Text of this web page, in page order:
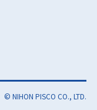
© NIHON PISCO CO., LTD.